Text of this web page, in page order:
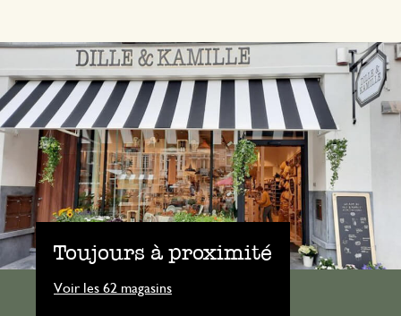
Toujours à proximité
Voir les 62 magasins